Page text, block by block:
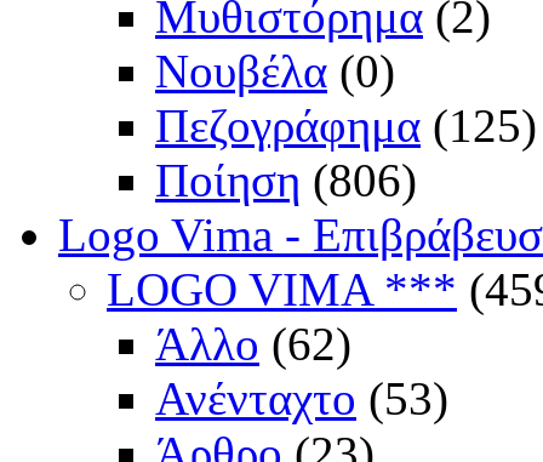
Μυθιστόρημα (2)
Νουβέλα (0)
Πεζογράφημα (125)
Ποίηση (806)
Logo Vima -
LOGO VIMA ***
Άλλο (62)
Ανένταχτο (53)